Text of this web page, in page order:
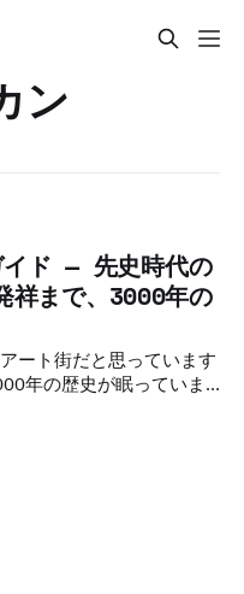
ン
ド — 先史時代の
祥まで、3000年の
ート街だと思っています
年の歴史が眠っていま
港」という名前が誕生し